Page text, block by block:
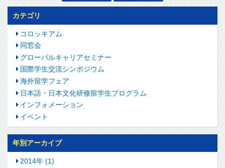
カテゴリ
コロッキアム
同窓会
グローバルキャリアセミナー
国際学生交流シンポジウム
海外留学フェア
日本語・日本文化研修留学生プログラム
インフォメーション
イベント
年別アーカイブ
2014年 (1)